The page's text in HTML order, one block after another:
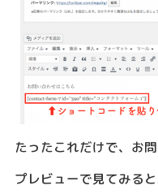
たったこれだけで、お
プレビューで見てみる